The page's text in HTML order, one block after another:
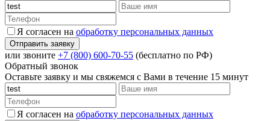
Я согласен на обработку персональных данных
или звоните +7 (800) 600-70-55 (бесплатно по РФ)
Обратный звонок
Оставьте заявку и мы свяжемся с Вами в течение 15 минут
Я согласен на обработку персональных данных